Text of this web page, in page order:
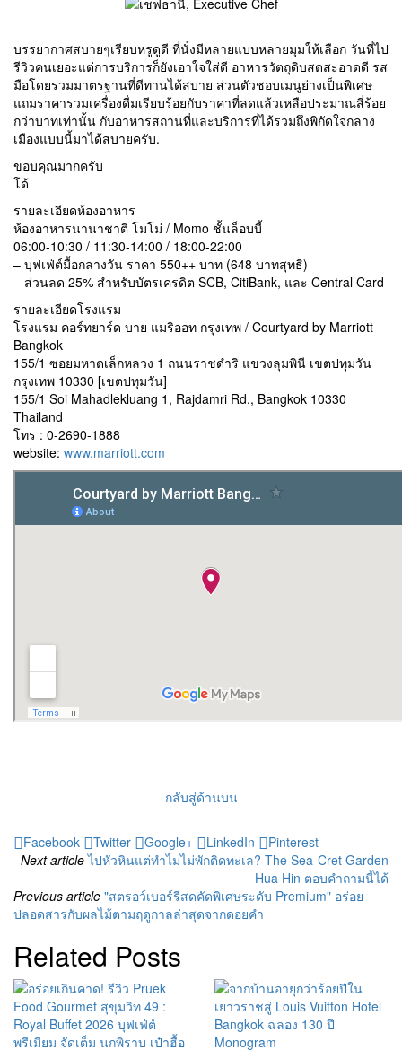
บรรยากาศสบายๆเรียบหรูดูดี ที่นั่งมีหลายแบบหลายมุมให้เลือก วันที่ไป
รีวิวคนเยอะแต่การบริการก็ยังเอาใจใส่ดี อาหารวัตถุดิบสดสะอาดดี รส
มือโดยรวมมาตรฐานที่ดีทานได้สบาย ส่วนตัวชอบเมนูย่างเป็นพิเศษ
แถมราคารวมเครื่องดื่มเรียบร้อยกับราคาที่ลดแล้วเหลือประมาณสี่ร้อย
กว่าบาทเท่านั้น กับอาหารสถานที่และบริการที่ได้รวมถึงพิกัดใจกลาง
เมืองแบบนี้มาได้สบายครับ.
ขอบคุณมากครับ
โด้
รายละเอียดห้องอาหาร
ห้องอาหารนานาชาติ โมโม่ / Momo ชั้นล็อบบี้
06:00-10:30 / 11:30-14:00 / 18:00-22:00
– บุฟเฟ่ต์มื้อกลางวัน ราคา 550++ บาท (648 บาทสุทธิ)
– ส่วนลด 25% สำหรับบัตรเครดิต SCB, CitiBank, และ Central Card
รายละเอียดโรงแรม
โรงแรม คอร์ทยาร์ด บาย แมริออท กรุงเทพ / Courtyard by Marriott
Bangkok
155/1 ซอยมหาดเล็กหลวง 1 ถนนราชดำริ แขวงลุมพินี เขตปทุมวัน
กรุงเทพ 10330 [เขตปทุมวัน]
155/1 Soi Mahadlekluang 1, Rajdamri Rd., Bangkok 10330
Thailand
โทร : 0-2690-1888
website: www.marriott.com
กลับสู่ด้านบน
Facebook Twitter Google+ LinkedIn
Pinterest
Next article ไปหัวหินแต่ทำไมไม่พักติดทะเล? The Sea-Cret Garden
Hua Hin ตอบคำถามนี้ได้
Previous article "สตรอว์เบอร์รีสดคัดพิเศษระดับ Premium" อร่อย
ปลอดสารกับผลไม้ตามฤดูกาลล่าสุดจากดอยคำ
Related Posts